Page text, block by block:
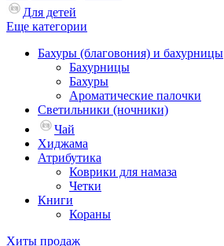
Для детей
Еще категории
Бахуры (благовония) и бахурницы
Бахурницы
Бахуры
Ароматические палочки
Светильники (ночники)
Чай
Хиджама
Атрибутика
Коврики для намаза
Четки
Книги
Кораны
Хиты продаж